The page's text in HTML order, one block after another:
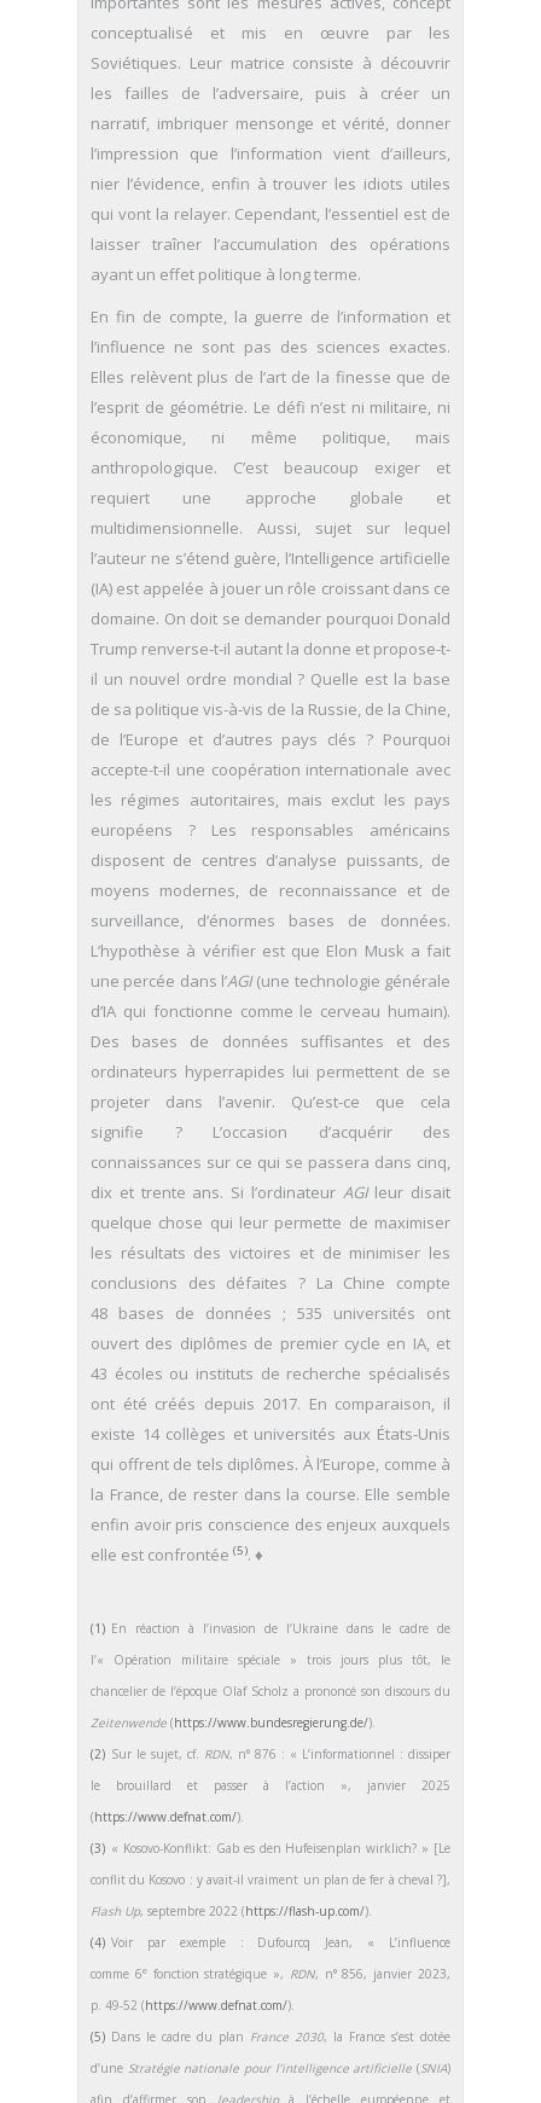
conceptualisé et mis en œuvre par les
Soviétiques. Leur matrice consiste à découvrir
les failles de l’adversaire, puis à créer un
narratif, imbriquer mensonge et vérité, donner
l’impression que l’information vient d’ailleurs,
nier l’évidence, enfin à trouver les idiots utiles
qui vont la relayer. Cependant, l’essentiel est de
laisser traîner l’accumulation des opérations
ayant un effet politique à long terme.
En fin de compte, la guerre de l’information et
l’influence ne sont pas des sciences exactes.
Elles relèvent plus de l’art de la finesse que de
l’esprit de géométrie. Le défi n’est ni militaire, ni
économique, ni même politique, mais
anthropologique. C’est beaucoup exiger et
requiert une approche globale et
multidimensionnelle. Aussi, sujet sur lequel
l’auteur ne s’étend guère, l’Intelligence artificielle
(IA) est appelée à jouer un rôle croissant dans ce
domaine. On doit se demander pourquoi Donald
Trump renverse-t-il autant la donne et propose-t-
il un nouvel ordre mondial ? Quelle est la base
de sa politique vis-à-vis de la Russie, de la Chine,
de l’Europe et d’autres pays clés ? Pourquoi
accepte-t-il une coopération internationale avec
les régimes autoritaires, mais exclut les pays
européens ? Les responsables américains
disposent de centres d’analyse puissants, de
moyens modernes, de reconnaissance et de
surveillance, d’énormes bases de données.
L’hypothèse à vérifier est que Elon Musk a fait
une percée dans l’AGI(une technologie générale
d’IA qui fonctionne comme le cerveau humain).
Des bases de données suffisantes et des
ordinateurs hyperrapides lui permettent de se
projeter dans l’avenir. Qu’est-ce que cela
signifie ? L’occasion d’acquérir des
connaissances sur ce qui se passera dans cinq,
dix et trente ans. Si l’ordinateur AGIleur disait
quelque chose qui leur permette de maximiser
les résultats des victoires et de minimiser les
conclusions des défaites ? La Chine compte
48 bases de données ; 535 universités ont
ouvert des diplômes de premier cycle en IA, et
43 écoles ou instituts de recherche spécialisés
ont été créés depuis 2017. En comparaison, il
existe 14 collèges et universités aux États-Unis
qui offrent de tels diplômes. À l’Europe, comme à
la France, de rester dans la course. Elle semble
enfin avoir pris conscience des enjeux auxquels
elle est confrontée (5). ♦
(1) En réaction à l’invasion de l’Ukraine dans le cadre de
l’« Opération militaire spéciale » trois jours plus tôt, le
chancelier de l’époque Olaf Scholz a prononcé son discours du
Zeitenwende (https://www.bundesregierung.de/).
(2) Sur le sujet, cf. RDN, n° 876 : « L’informationnel : dissiper
le brouillard et passer à l’action », janvier 2025
(https://www.defnat.com/).
(3) « Kosovo-Konflikt: Gab es den Hufeisenplan wirklich? » [Le
conflit du Kosovo : y avait-il vraiment un plan de fer à cheval ?],
Flash Up, septembre 2022 (https://flash-up.com/).
(4) Voir par exemple : Dufourcq Jean, « L’influence
comme 6efonction stratégique », RDN, n° 856, janvier 2023,
p. 49-52 (https://www.defnat.com/).
(5) Dans le cadre du plan France 2030, la France s’est dotée
d’une Stratégie nationale pour l’intelligence artificielle (SNIA)
afin d’affirmer son
leadershipà l’échelle européenne et